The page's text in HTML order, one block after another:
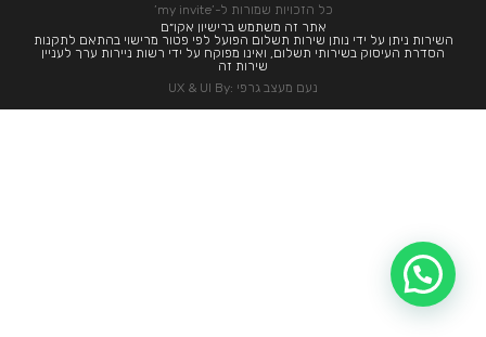
כל הזכויות שמורות ל-’my invite’
אתר זה משתמש ברישיון אקו״ם
השירות ניתן על ידי נותן שירות תשלום הפועל לפי פטור מרישוי בהתאם לתקנות
הסדרת העיסוק בשירותי תשלום, ואינו מפוקח על ידי רשות ניירות ערך לעניין
שירות זה
נעם מעצב גרפי :UX & UI By